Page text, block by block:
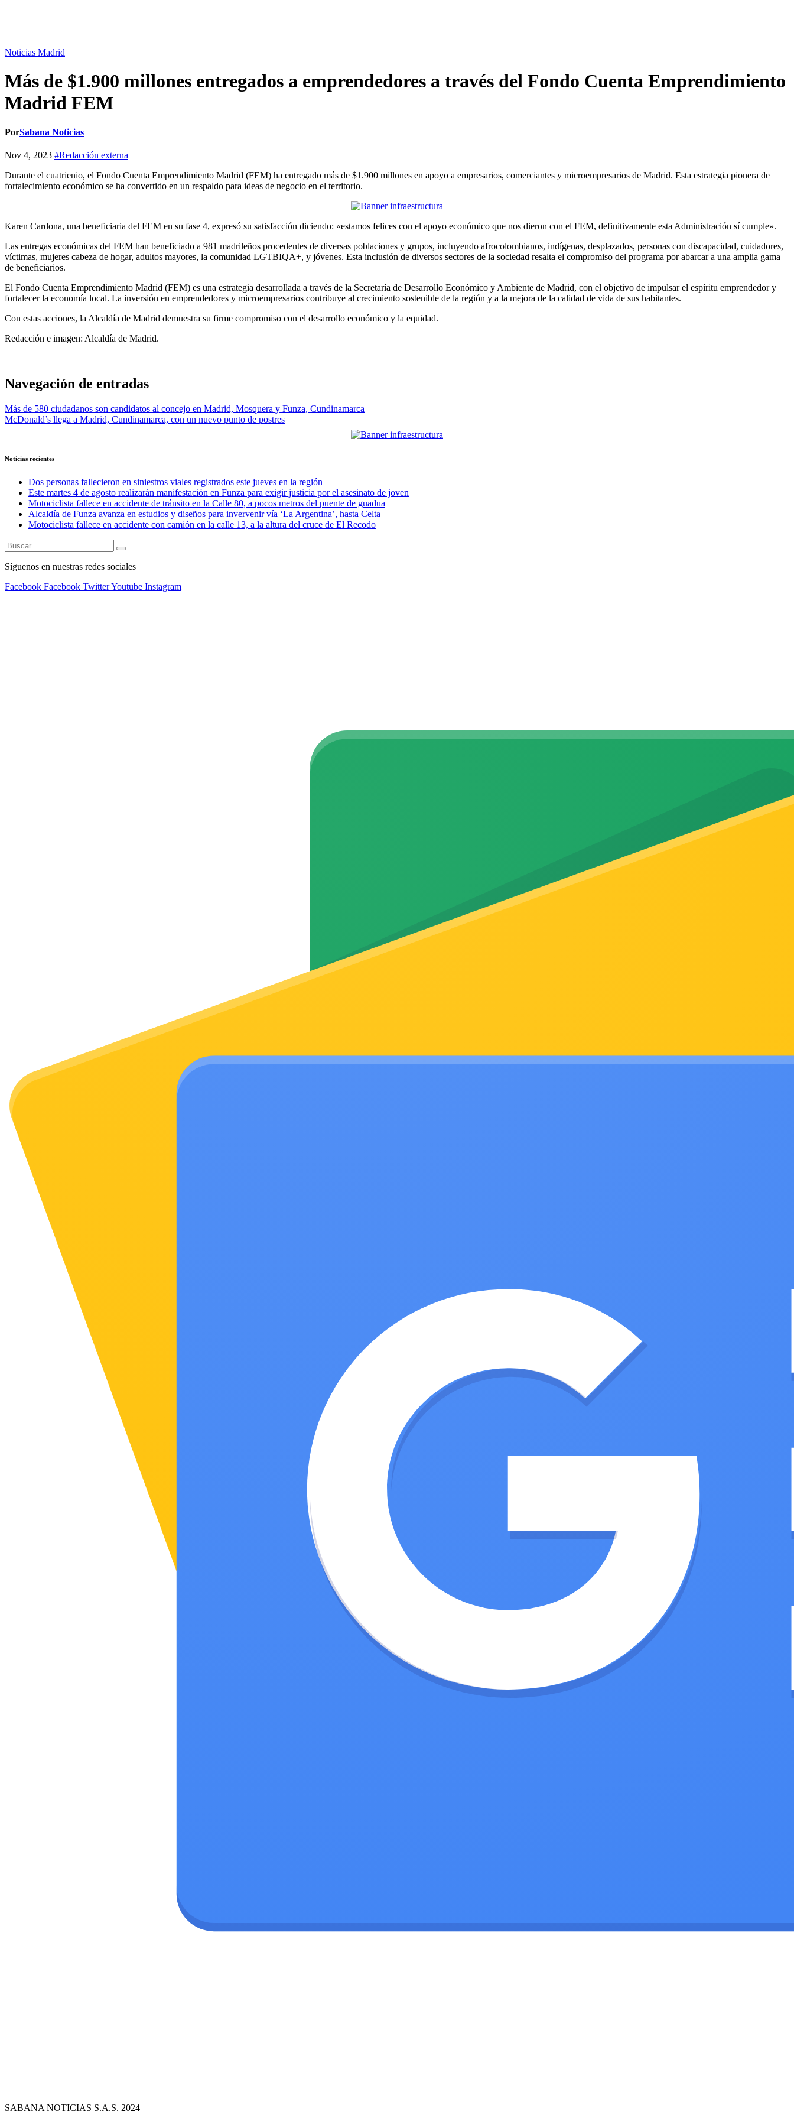
Noticias Madrid
Más de $1.900 millones entregados a emprendedores a través del Fondo Cuenta Emprendimiento
Madrid FEM
PorSabana Noticias
Nov 4, 2023 #Redacción externa
Durante el cuatrienio, el Fondo Cuenta Emprendimiento Madrid (FEM) ha entregado más de $1.900 millones en apoyo a empresarios, comerciantes y microempresarios de Madrid. Esta estrategia pionera de
fortalecimiento económico se ha convertido en un respaldo para ideas de negocio en el territorio.
Karen Cardona, una beneficiaria del FEM en su fase 4, expresó su satisfacción diciendo: «estamos felices con el apoyo económico que nos dieron con el FEM, definitivamente esta Administración sí cumple».
Las entregas económicas del FEM han beneficiado a 981 madrileños procedentes de diversas poblaciones y grupos, incluyendo afrocolombianos, indígenas, desplazados, personas con discapacidad, cuidadores,
víctimas, mujeres cabeza de hogar, adultos mayores, la comunidad LGTBIQA+, y jóvenes. Esta inclusión de diversos sectores de la sociedad resalta el compromiso del programa por abarcar a una amplia gama
de beneficiarios.
El Fondo Cuenta Emprendimiento Madrid (FEM) es una estrategia desarrollada a través de la Secretaría de Desarrollo Económico y Ambiente de Madrid, con el objetivo de impulsar el espíritu emprendedor y
fortalecer la economía local. La inversión en emprendedores y microempresarios contribuye al crecimiento sostenible de la región y a la mejora de la calidad de vida de sus habitantes.
Con estas acciones, la Alcaldía de Madrid demuestra su firme compromiso con el desarrollo económico y la equidad.
Redacción e imagen: Alcaldía de Madrid.
Navegación de entradas
Más de 580 ciudadanos son candidatos al concejo en Madrid, Mosquera y Funza, Cundinamarca
McDonald’s llega a Madrid, Cundinamarca, con un nuevo punto de postres
Noticias recientes
Dos personas fallecieron en siniestros viales registrados este jueves en la región
Este martes 4 de agosto realizarán manifestación en Funza para exigir justicia por el asesinato de joven
Motociclista fallece en accidente de tránsito en la Calle 80, a pocos metros del puente de guadua
Alcaldía de Funza avanza en estudios y diseños para invervenir vía ‘La Argentina’, hasta Celta
Motociclista fallece en accidente con camión en la calle 13, a la altura del cruce de El Recodo
Síguenos en nuestras redes sociales
Facebook Facebook TwitterYoutube Instagram
SABANA NOTICIAS S.A.S. 2024